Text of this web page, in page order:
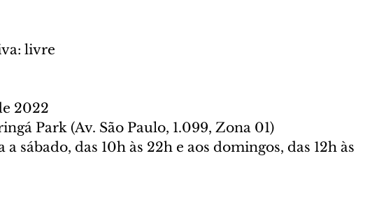
livre
2022
Park (Av. São Paulo, 1.099, Zona 01)
sábado, das 10h às 22h e aos domingos, das 12h às